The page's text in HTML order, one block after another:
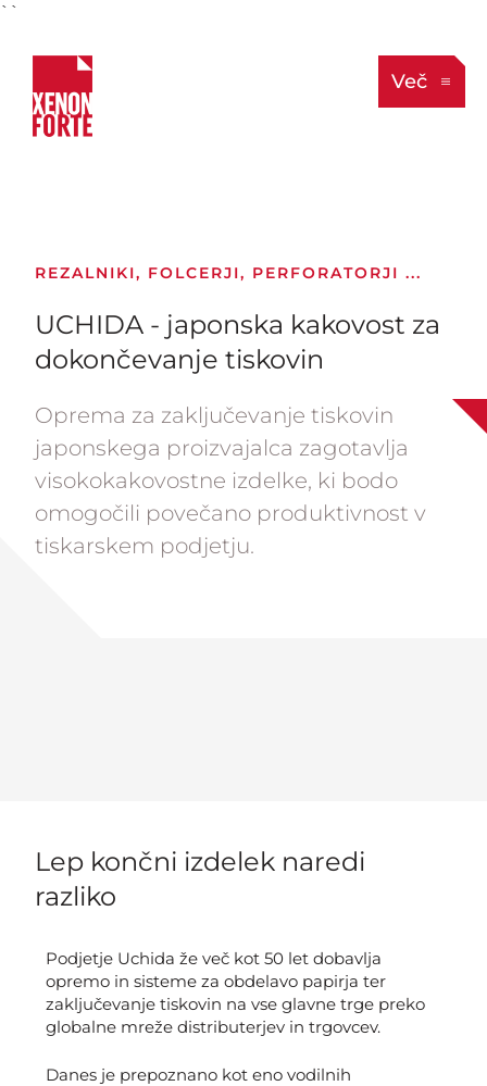
``
Več
REZALNIKI, FOLCERJI, PERFORATORJI ...
UCHIDA - japonska kakovost za
dokončevanje tiskovin
Oprema za zaključevanje tiskovin
japonskega proizvajalca zagotavlja
visokokakovostne izdelke, ki bodo
omogočili povečano produktivnost v
tiskarskem podjetju.
Lep končni izdelek naredi
razliko
Podjetje Uchida že več kot 50 let dobavlja
opremo in sisteme za obdelavo papirja ter
zaključevanje tiskovin na vse glavne trge preko
globalne mreže distributerjev in trgovcev.
Danes je prepoznano kot eno vodilnih